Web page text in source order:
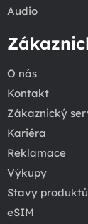
Audio
O nás
Kontakt
Zákaznický
Kariéra
Reklamace
Výkupy
Stavy produktů
eSIM